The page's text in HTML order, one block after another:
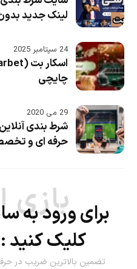
لینک جدید
24 سپتامبر 2025
چایچی
29 می 2020
شرط بندی
حرفه ای و
بازی
برای ورود به
کلیک کنید :
تضمین بالاترین ضریب در